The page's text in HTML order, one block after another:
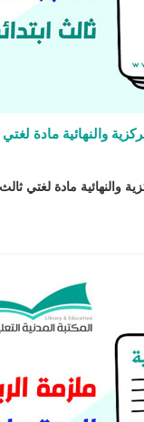
والنهائية مادة لغتي
مادة لغتي ثالث